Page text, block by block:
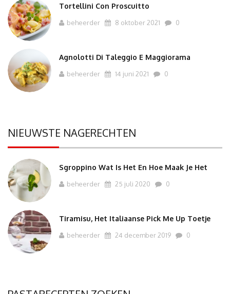
Tortellini Con Proscuitto
beheerder 8 oktober 2021 0
Agnolotti Di Taleggio E Maggiorama
beheerder 14 juni 2021 0
NIEUWSTE NAGERECHTEN
Sgroppino Wat Is Het En Hoe Maak Je Het
beheerder 25 juli 2020 0
Tiramisu, Het Italiaanse Pick Me Up Toetje
beheerder 24 december 2019 0